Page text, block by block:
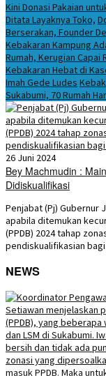
Kini Donasi Pakaian
Ditata Layaknya Toko,
Berserakan, Founder
Kebakaran Kampung
Rumah, Kerugian Capai
Kebakaran Hebat di
Imah Gede Ludes
Sukabumi, 70 Rumah
26 Juni 2024
Bey Machmudin :
Didiskualifikasi
Penjabat (Pj) Gubernur
apabila ditemukan
(PPDB) 2024 tahap
pendiskualifikasian
NEWS